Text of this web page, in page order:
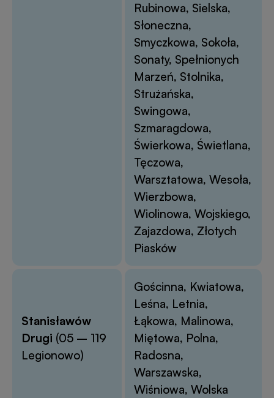
Rubinowa, Sielska,
Słoneczna,
Smyczkowa, Sokoła,
Sonaty, Spełnionych
Marzeń, Stolnika,
Strużańska,
Swingowa,
Szmaragdowa,
Świerkowa, Świetlana,
Tęczowa,
Warsztatowa, Wesoła,
Wierzbowa,
Wiolinowa, Wojskiego,
Zajazdowa, Złotych
Piasków
Stanisławów
Drugi (05 – 119
Legionowo)
Gościnna, Kwiatowa,
Leśna, Letnia,
Łąkowa, Malinowa,
Miętowa, Polna,
Radosna,
Warszawska,
Wiśniowa, Wolska